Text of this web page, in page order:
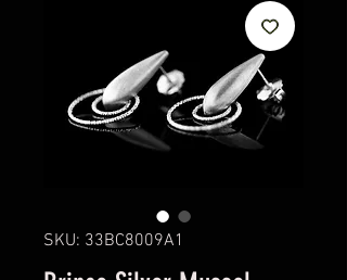
SKU: 33BC8009A1